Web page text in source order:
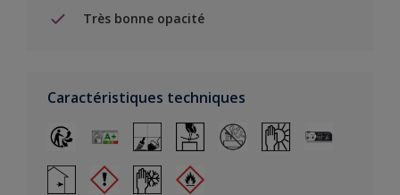
Très bonne opacité
Caractéristiques techniques